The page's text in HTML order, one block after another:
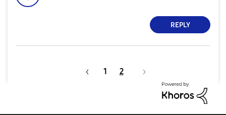
REPLY
1 2